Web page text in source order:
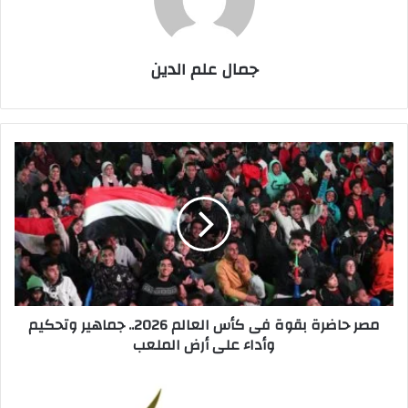
جمال علم الدين
مصر
حاضرة
بقوة
فى
كأس
العالم
2026..
جماهير
وتحكيم
وأداء
مصر حاضرة بقوة فى كأس العالم 2026.. جماهير وتحكيم
وأداء على أرض الملعب